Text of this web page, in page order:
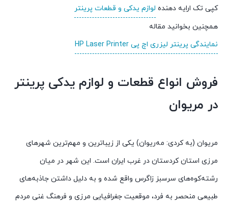
کپی تک ارایه دهنده لوازم یدکی و قطعات پرینتر
همچنین بخوانید مقاله
نمایندگی پرینتر لیزری اچ پی HP Laser Printer
فروش انواع قطعات و لوازم یدکی پرینتر
در مریوان
مریوان (به کردی: مه‌ریوان) یکی از زیباترین و مهم‌ترین شهرهای
مرزی استان کردستان در غرب ایران است. این شهر در میان
رشته‌کوه‌های سرسبز زاگرس واقع شده و به دلیل داشتن جاذبه‌های
طبیعی منحصر به فرد، موقعیت جغرافیایی مرزی و فرهنگ غنی مردم